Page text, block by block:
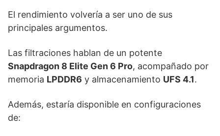
El rendimiento volvería a ser uno de sus
principales argumentos.
Las filtraciones hablan de un potente
Snapdragon 8 Elite Gen 6 Pro, acompañado por
memoria LPDDR6 y almacenamiento UFS 4.1.
Además, estaría disponible en configuraciones
de: